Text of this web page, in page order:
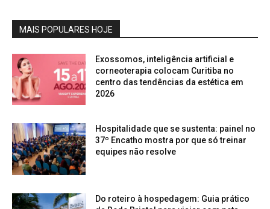
MAIS POPULARES HOJE
Exossomos, inteligência artificial e
corneoterapia colocam Curitiba no
centro das tendências da estética em
2026
Hospitalidade que se sustenta: painel no
37º Encatho mostra por que só treinar
equipes não resolve
Do roteiro à hospedagem: Guia prático